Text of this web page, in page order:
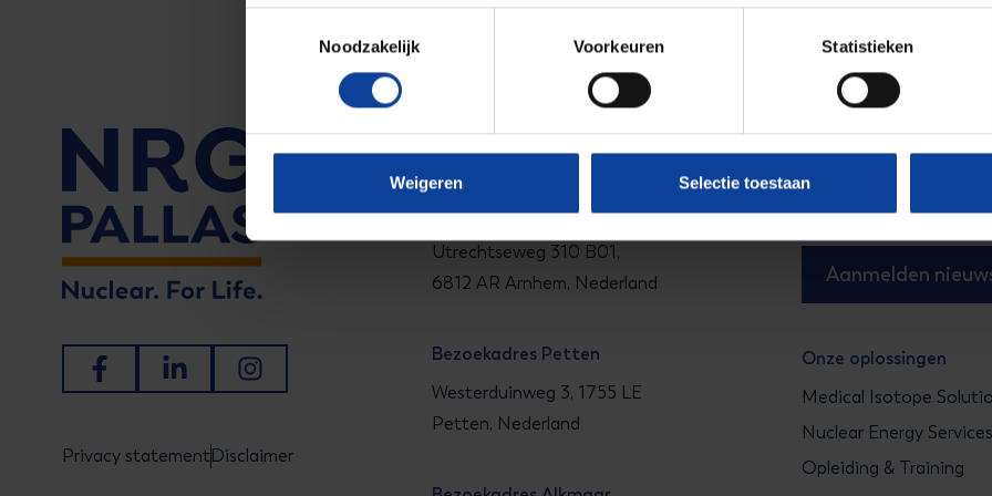
Noodzakelijk
Voorkeuren Statistieken
Weigeren Selectie toestaan
Ga naar Facebook
Ga naar LinkedInGa naar Instagram
Privacy statementDisclaimer
Bezoekadres Arnhem
Utrechtseweg 310 B01,
6812 AR Arnhem, Nederland
Bezoekadres Petten
Westerduinweg 3, 1755 LE
Petten, Nederland
Schrijf je in op onze
Blijf op de hoogte van
energie.
Aanmelden
Onze oplossingen
Medical Isotope
Nuclear Energy Services
Opleiding & Training